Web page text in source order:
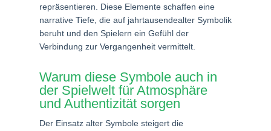
repräsentieren. Diese Elemente schaffen eine
narrative Tiefe, die auf jahrtausendealter Symbolik
beruht und den Spielern ein Gefühl der
Verbindung zur Vergangenheit vermittelt.
Warum diese Symbole auch in
der Spielwelt für Atmosphäre
und Authentizität sorgen
Der Einsatz alter Symbole steigert die